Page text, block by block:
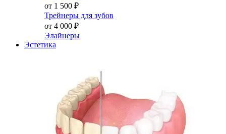
от 1 500 ₽
Трейнеры для зубов
от 4 000 ₽
Элайнеры
Эстетика